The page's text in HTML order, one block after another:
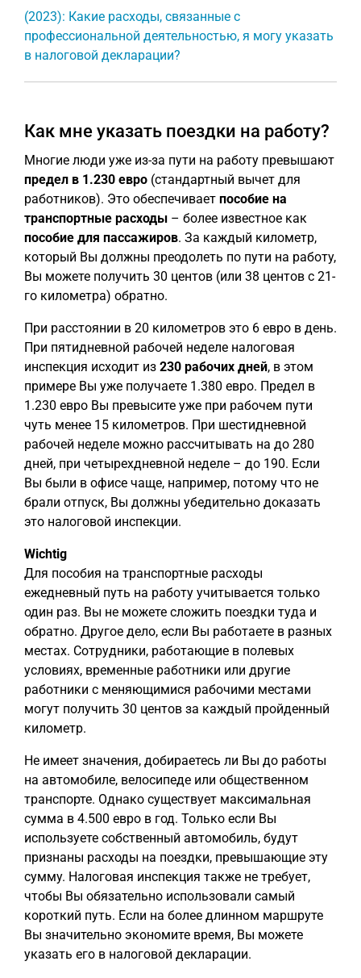
(2023): Какие расходы, связанные с
профессиональной деятельностью, я могу указать
в налоговой декларации?
Как мне указать поездки на работу?
Многие люди уже из-за пути на работу превышают
предел в 1.230 евро (стандартный вычет для
работников). Это обеспечивает пособие на
транспортные расходы – более известное как
пособие для пассажиров. За каждый километр,
который Вы должны преодолеть по пути на работу,
Вы можете получить 30 центов (или 38 центов с 21-
го километра) обратно.
При расстоянии в 20 километров это 6 евро в день.
При пятидневной рабочей неделе налоговая
инспекция исходит из 230 рабочих дней, в этом
примере Вы уже получаете 1.380 евро. Предел в
1.230 евро Вы превысите уже при рабочем пути
чуть менее 15 километров. При шестидневной
рабочей неделе можно рассчитывать на до 280
дней, при четырехдневной неделе – до 190. Если
Вы были в офисе чаще, например, потому что не
брали отпуск, Вы должны убедительно доказать
это налоговой инспекции.
Wichtig
Для пособия на транспортные расходы
ежедневный путь на работу учитывается только
один раз. Вы не можете сложить поездки туда и
обратно. Другое дело, если Вы работаете в разных
местах. Сотрудники, работающие в полевых
условиях, временные работники или другие
работники с меняющимися рабочими местами
могут получить 30 центов за каждый пройденный
километр.
Не имеет значения, добираетесь ли Вы до работы
на автомобиле, велосипеде или общественном
транспорте. Однако существует максимальная
сумма в 4.500 евро в год. Только если Вы
используете собственный автомобиль, будут
признаны расходы на поездки, превышающие эту
сумму. Налоговая инспекция также не требует,
чтобы Вы обязательно использовали самый
короткий путь. Если на более длинном маршруте
Вы значительно экономите время, Вы можете
указать его в налоговой декларации.